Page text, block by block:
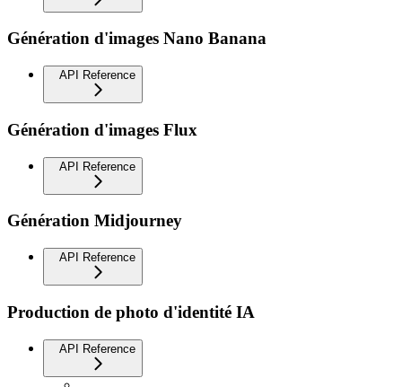
Génération d'images Nano Banana
API Reference
Génération d'images Flux
API Reference
Génération Midjourney
API Reference
Production de photo d'identité IA
API Reference